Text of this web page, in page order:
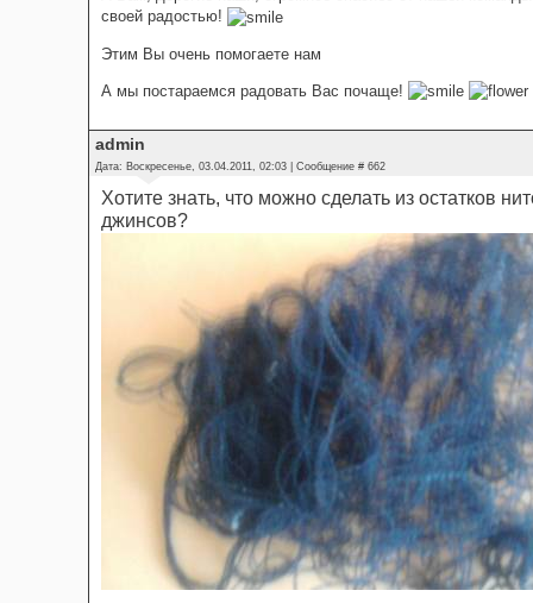
своей радостью!
Этим Вы очень помогаете нам
А мы постараемся радовать Вас почаще!
admin
Дата: Воскресенье, 03.04.2011, 02:03 | Сообщение # 662
Хотите знать, что можно сделать из остатков
джинсов?